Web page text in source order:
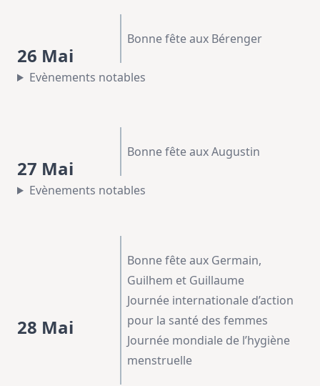
26 Mai
Bonne fête aux Bérenger
Evènements notables
27 Mai
Bonne fête aux Augustin
Evènements notables
28 Mai
Bonne fête aux Germain,
Guilhem et Guillaume
Journée internationale d’action
pour la santé des femmes
Journée mondiale de l’hygiène
menstruelle